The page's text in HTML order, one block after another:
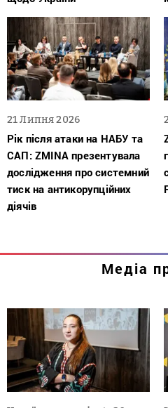
21 Липня 2026
Рік після атаки на НАБУ та
САП: ZMINA презентувала
дослідження про системний
тиск на антикорупційних
діячів
Медіа